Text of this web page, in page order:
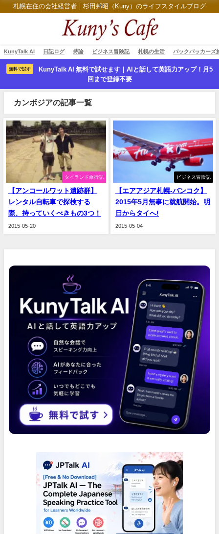
札幌在住の会社経営者｜杉田邦昭（Kuny）のライフスタイルブログ
KunyTalk AI 日記ログ 持論 ビジネス冒険記 札幌の生活 バックパッカーズ
無料で試す
KunyTalk AI 無料で試せます｜AIと話して英語力アップ！月5
回まで登録不要
カンボジアの記事一覧
タイランド旅行記
【アンコールワット遺跡群】
レンタル自転車で探検する
際、持っていくべきもの3つ！
2015-05-20
ビジネス冒険記
【エアアジア札幌‐バンコク】
2015年5月無事に就航開始。明
日からタイへ!
2015-05-04